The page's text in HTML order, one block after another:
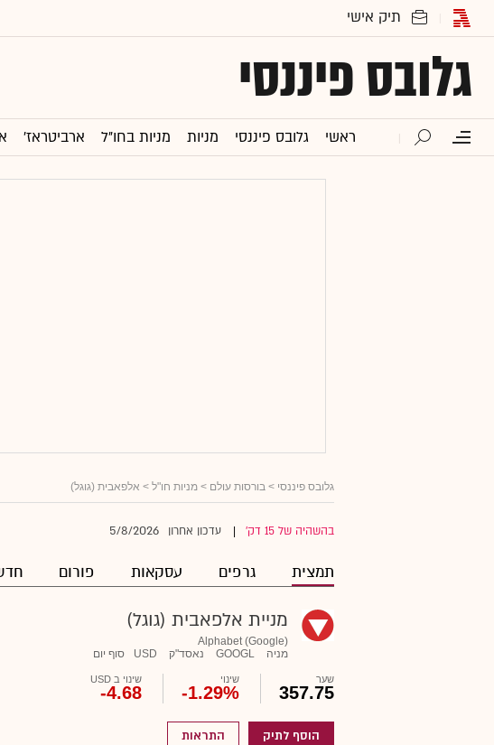
גלובס פיננסי
ראשי גלובס פיננסי מניות מניות בחו"ל ארביטראז'
גלובס פיננסי > בורסות עולם > מניות חו"ל > אלפאבית (גוגל)
בהשהיה של 15 דק' עדכון אחרון 5/8/2026
תמצית גרפים עסקאות פורום
מניית אלפאבית (גוגל)
Alphabet (Google)
מניה
GOOGL נאסד"ק USD סוף יום
שער
357.75
שינוי
-1.29%
שינוי ב USD
-4.68
הוסף לתיק התראות